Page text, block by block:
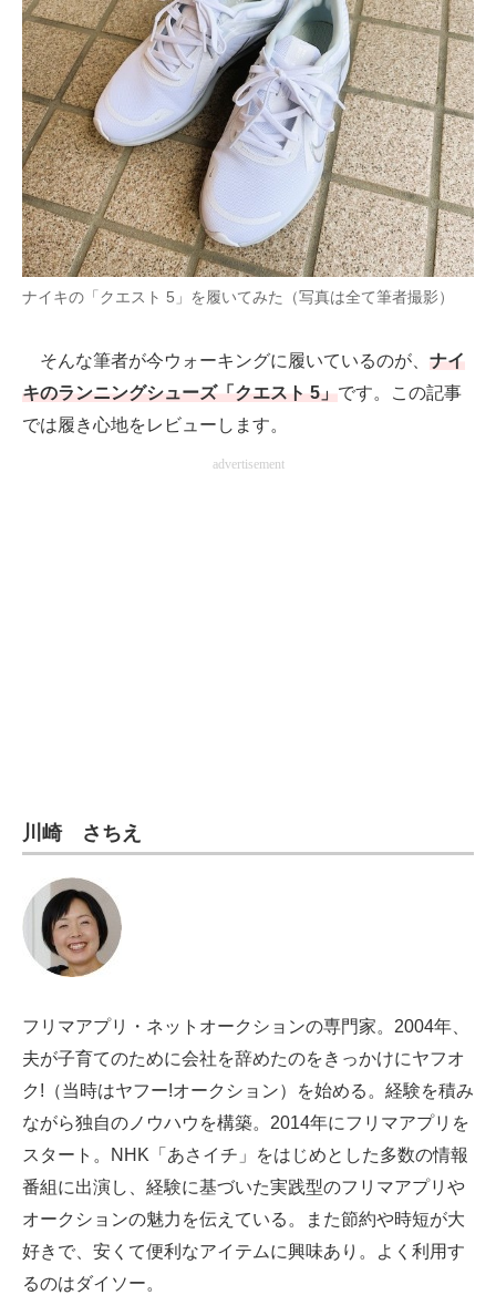
スマホと通信の最新トレンド
進化するPCとデバイスの未来
好きが集まる 比べて選べる
ビジネスと働き方のヒント
AI活用のいまが分かる
企業ITのトレンドを詳説
経営リーダーのコミュニティ
ITエンジニア向け専門サイト
ちょっと気になるネットの話題
ナイキの「クエスト 5」を履いてみた（写真は全て筆者撮影）
そんな筆者が今ウォーキングに履いているのが、 ナイ
キのランニングシューズ「クエスト 5」です。この記事
では履き心地をレビューします。
advertisement
川崎 さちえ
フリマアプリ・ネットオークションの専門家。2004年、
夫が子育てのために会社を辞めたのをきっかけにヤフオ
ク!（当時はヤフー!オークション）を始める。経験を積み
ながら独自のノウハウを構築。2014年にフリマアプリを
スタート。NHK「あさイチ」をはじめとした多数の情報
番組に出演し、経験に基づいた実践型のフリマアプリや
オークションの魅力を伝えている。また節約や時短が大
好きで、安くて便利なアイテムに興味あり。よく利用す
るのはダイソー。